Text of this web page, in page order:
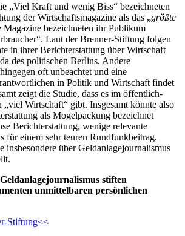
„Viel Kraft und wenig Biss“ bezeichneten
der Wirtschaftsmagazine als das „größte
Magazine bezeichneten ihr Publikum
Laut der Brenner-Stiftung folgen
in ihrer Berichterstattung über Wirtschaft
des politischen Berlins. Andere
oft unbeachtet und eine
in Politik und Wirtschaft findet
zeigt die Studie, dass es im öffentlich-
„viel Wirtschaft“ gibt. Insgesamt könnte also
als Mogelpackung bezeichnet
Berichterstattung, wenige relevante
für einem sehr teuren Rundfunkbeitrag.
insbesondere über Geldanlagejournalismus
stiften
unmittelbaren persönlichen
Stiftung<<